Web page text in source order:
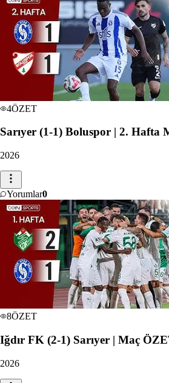
4ÖZET
Sarıyer (1-1) Boluspor | 2. Hafta
2026
Yorumlar0
8ÖZET
Iğdır FK (2-1) Sarıyer | Maç
2026